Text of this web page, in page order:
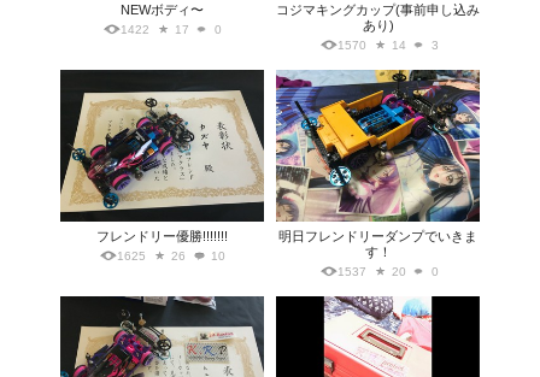
NEWボディ〜
1422 17 0
コジマキングカップ(事前申し込み
あり)
1570 14 3
フレンドリー優勝!!!!!!!
1625 26 10
明日フレンドリーダンプでいきま
す！
1537 20 0